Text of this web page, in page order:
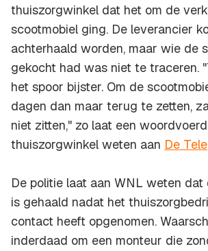
thuiszorgwinkel dat het om de
scootmobiel ging. De leverancier
achterhaald worden, maar wie de
gekocht had was niet te traceren.
het spoor bijster. Om de
dagen dan maar terug te zetten,
niet zitten," zo laat een
thuiszorgwinkel weten aan De
De politie laat aan WNL weten dat
is gehaald nadat het
contact heeft opgenomen.
inderdaad om een monteur die